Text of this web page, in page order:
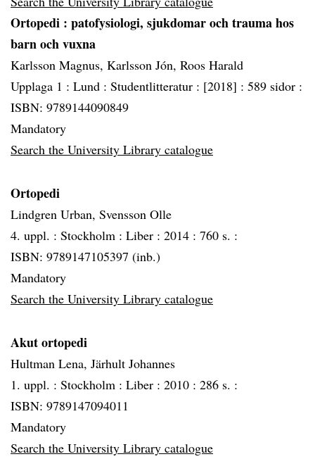
Ortopedi : patofysiologi, sjukdomar och trauma hos
barn och vuxna
Karlsson Magnus, Karlsson Jón, Roos Harald
Upplaga 1 : Lund : Studentlitteratur : [2018] : 589 sidor :
ISBN: 9789144090849
Mandatory
Search the University Library catalogue
Ortopedi
Lindgren Urban, Svensson Olle
4. uppl. : Stockholm : Liber : 2014 : 760 s. :
ISBN: 9789147105397 (inb.)
Mandatory
Search the University Library catalogue
Akut ortopedi
Hultman Lena, Järhult Johannes
1. uppl. : Stockholm : Liber : 2010 : 286 s. :
ISBN: 9789147094011
Mandatory
Search the University Library catalogue